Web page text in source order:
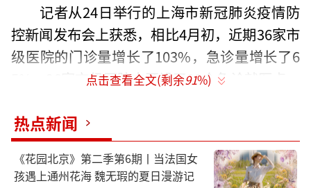
记者从24日举行的上海市新冠肺炎疫情防
控新闻发布会上获悉，相比4月初，近期36家市
级医院的门诊量增长了103%，急诊量增长了6
5%。36家市级医院中开设了33个急诊就医点，
4月16日晚，复旦大学附属中山医院急诊大
厅外，虽然已经临近夜间12点，但来到急诊就
医的市民依然很多。记者观察，一小时内约有1
点击查看全文(剩余91%)
热点新闻
《花园北京》第二季第6期丨当法国女
孩遇上通州花海 魏无瑕的夏日漫游记